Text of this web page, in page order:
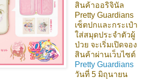
สินค้าออริจินัล
Pretty Guardians
เซ็ตปกและกระเป๋า
ใส่สมุดประจำตัวผู้
ป่วย จะเริ่มเปิดจอง
สินค้าผ่านเว็บไซต์
Pretty Guardians
วันที่ 5 มิถุนายน